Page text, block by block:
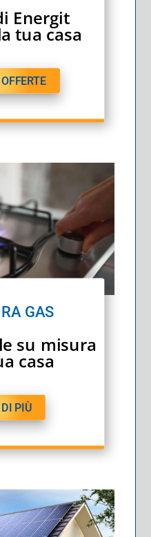
Energit
tua casa
GAS
su misura
casa
PIÙ